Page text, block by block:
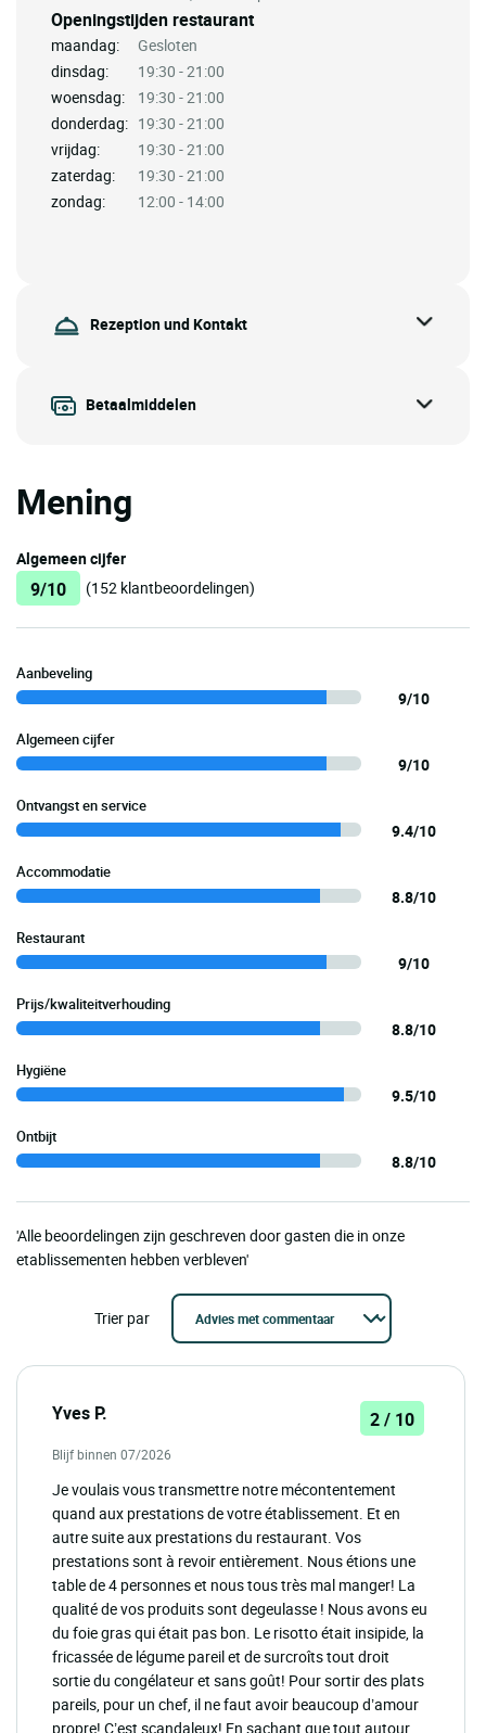
Openingstijden restaurant
maandag:
Gesloten
dinsdag:
19:30 - 21:00
woensdag:
19:30 - 21:00
donderdag: 19:30 - 21:00
vrijdag:
19:30 - 21:00
zaterdag:
19:30 - 21:00
zondag:
12:00 - 14:00
Rezeption und Kontakt
Betaalmiddelen
Mening
Algemeen cijfer
9/10 (152 klantbeoordelingen)
Aanbeveling
9/10
Algemeen cijfer
9/10
Ontvangst en service
9.4/10
Accommodatie
8.8/10
Restaurant
9/10
Prijs/kwaliteitverhouding
8.8/10
Hygiëne
9.5/10
Ontbijt
8.8/10
'Alle beoordelingen zijn geschreven door gasten die in onze
etablissementen hebben verbleven'
Trier par
Yves P. 2 / 10
Blijf binnen 07/2026
Je voulais vous transmettre notre mécontentement
quand aux prestations de votre établissement. Et en
autre suite aux prestations du restaurant. Vos
prestations sont à revoir entièrement. Nous étions une
table de 4 personnes et nous tous très mal manger! La
qualité de vos produits sont degeulasse ! Nous avons eu
du foie gras qui était pas bon. Le risotto était insipide, la
fricassée de légume pareil et de surcroîts tout droit
sortie du congélateur et sans goût! Pour sortir des plats
pareils, pour un chef, il ne faut avoir beaucoup d’amour
propre! C’est scandaleux! En sachant que tout autour